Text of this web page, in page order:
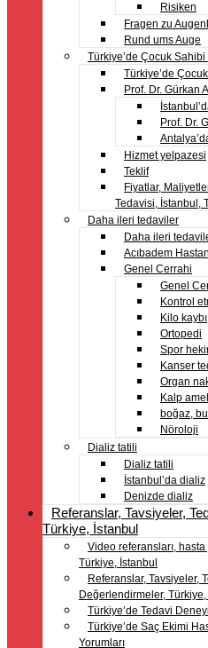
Risiken
Fragen zu
Rund ums Auge
Türkiye’de Çocuk Sahibi
Türkiye’de
Prof. Dr. Gürkan
Prof. Dr.
Hizmet yelpazesi
Teklif
Fiyatlar,
Tedavisi, İstanbul,
Daha ileri tedaviler
Daha ileri
Acıbadem
Genel Cerrahi
Genel
Kontrol
Kilo kaybı
Ortopedi
Spor
Kanser
Organ
Kalp
boğaz,
Nöroloji
Dializ tatili
Dializ tatili
İstanbul’da dializ
Denizde dializ
Referanslar, Tavsiyeler,
Türkiye, İstanbul
Video referansları, hasta
Türkiye, İstanbul
Referanslar, Tavsiyeler,
Değerlendirmeler, Türkiye,
Türkiye’de Tedavi
Türkiye’de Saç Ekimi
Yorumları